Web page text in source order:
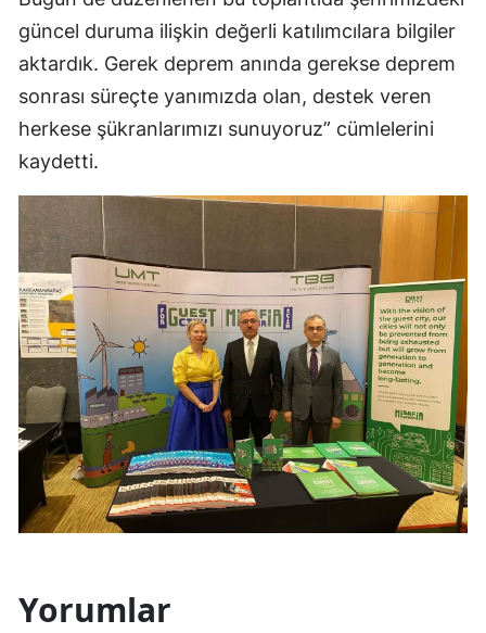
güncel duruma ilişkin değerli katılımcılara bilgiler
aktardık. Gerek deprem anında gerekse deprem
sonrası süreçte yanımızda olan, destek veren
herkese şükranlarımızı sunuyoruz” cümlelerini
kaydetti.
Yorumlar